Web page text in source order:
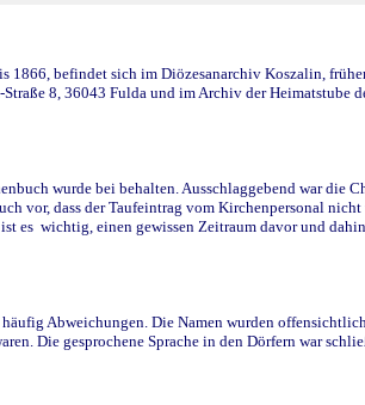
1866, befindet sich im Diözesanarchiv Koszalin,
8, 36043 Fulda und im Archiv der
wurde bei behalten. Ausschlaggebend war die
vor, dass der Taufeintrag vom Kirchenpersonal
es wichtig, einen gewissen Zeitraum davor und
Abweichungen. Die Namen wurden
Die gesprochene Sprache in den Dörfern war